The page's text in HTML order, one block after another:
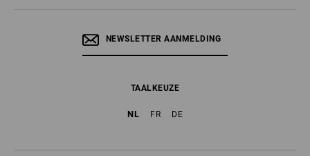
NEWSLETTER AANMELDING
TAALKEUZE
NL FR DE